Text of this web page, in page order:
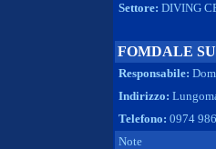
Settore: DIVING
FOMDALE
Responsabile:
Indirizzo:
Telefono: 0974
Note